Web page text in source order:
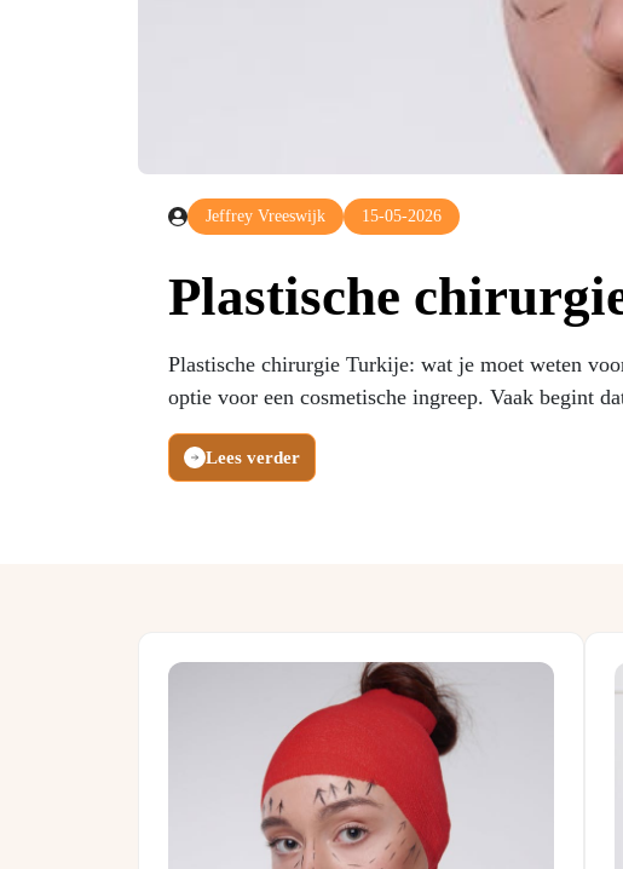
Jeffrey Vreeswijk 15-05-2026
Plastische
Plastische chirurgie Turkije: wat je moet weten
optie voor een cosmetische ingreep. Vaak begint
Lees verder